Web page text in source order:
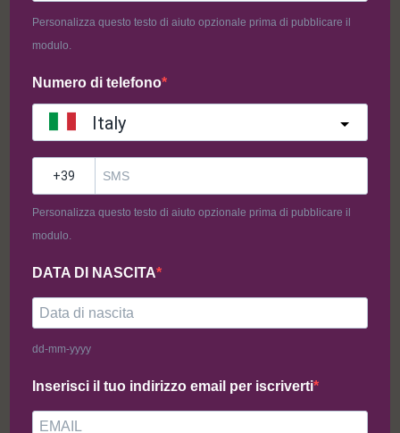
Personalizza questo testo di aiuto opzionale prima di pubblicare il
modulo.
Numero di telefono
Italy
Personalizza questo testo di aiuto opzionale prima di pubblicare il
modulo.
DATA DI NASCITA
dd-mm-yyyy
Inserisci il tuo indirizzo email per iscriverti
Mistery Box Piatti
Pronti 8pz
Mystery Box Piatti Pronti – 8 Confezioni a Sorpresa (TUTTE
SENZA GLUTINE E SENZA LATTOSIO)
– Lasagna al Ragú Senza Glutine 250g
– Lasagna Vegana ai Carciofi Senza Glutine 250g